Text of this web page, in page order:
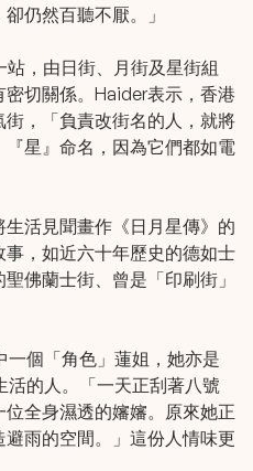
仍然百聽不厭。」
，由日街、月街及星街組
切關係。Haider表示，香港
，「負責改街名的人，就將
星』命名，因為它們都如電
活見聞畫作《日月星傳》的
，如近六十年歷史的德如士
佛蘭士街、曾是「印刷街」
一個「角色」蓮姐，她亦是
活的人。「一天正刮著八號
全身濕透的嬸嬸。原來她正
雨的空間。」這份人情味更